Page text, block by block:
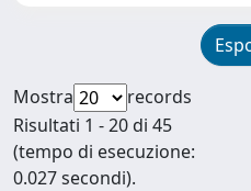
Mostra
records
Risultati 1 - 20 di 45
(tempo di esecuzione:
0.027 secondi).